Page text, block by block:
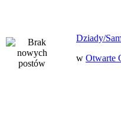
Dziady/
w Otwarte